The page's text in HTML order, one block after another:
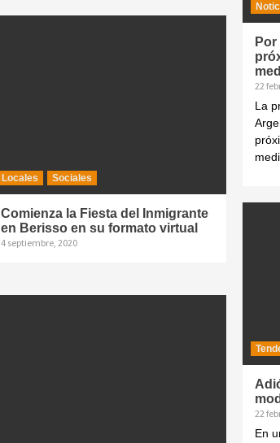
Locales Sociales
Comienza la Fiesta del Inmigrante
en Berisso en su formato virtual
4 septiembre, 2020
22
La
22
En